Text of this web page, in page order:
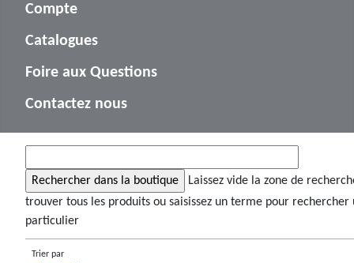
Compte
Catalogues
Foire aux Questions
Contactez nous
Laissez vide la zone de
trouver tous les produits ou saisissez un terme pour rechercher
particulier
Trier par